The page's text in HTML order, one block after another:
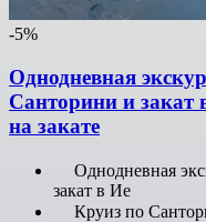
-5%
Однодневная
Санторини и закат
на закате
Однодневная
закат в Ие
Круиз по